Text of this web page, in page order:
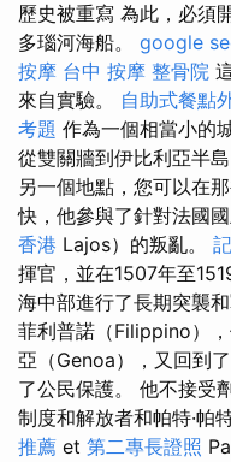
歷史被重寫 為此，必須
多瑙河海船。 google
按摩 台中 按摩 整骨院
來自實驗。 自助式餐點
考題 作為一個相當小的
從雙關牆到伊比利亞半
另一個地點，您可以在
快，他參與了針對法國
香港 Lajos）的叛亂。
揮官，並在1507年至
海中部進行了長期突襲和
菲利普諾（Filippino）
亞（Genoa），又回到
了公民保護。 他不接受
制度和解放者和帕特·帕
推薦 et 第二專長證照